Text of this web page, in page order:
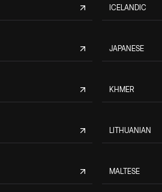
ICELANDIC
JAPANESE
KHMER
LITHUANIAN
MALTESE